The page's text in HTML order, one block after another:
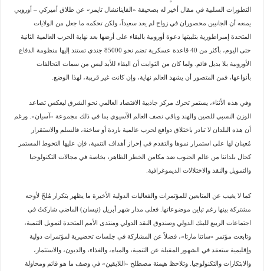
التطورات السلبية في مقال أخير له بصحيفة «الفاينانشال تايمز» عن طلاق أميركي – أوروبي
يمنعه أن الجانبين محصوران في زواج لم يعد سعيداً، ولكن تحكمه ما جعل من الولايات
المتحدة إمبراطورية بتلبيتها دعوة أوروبية بالبقاء على أرضها بعد نهاية الحرب العالمية الثانية
حتى اليوم، بأكثر من 40 قاعدة عسكرية تضم نحو 85000 جندي تستند إليها منظومة الدفاع
الأوروبية بلا بديل قائم. ولما كان من الثوابت أن البقاء للأبد ليس من سمات التحالفات
بأنواعها، فمن المتصور أن يشهد العالم نهاية، وإن كانت غير قريبة، لهذا الوضع.
وفي هذه الأثناء، يستمر تحرك مركز جاذبية الاقتصاد العالمي نحو الشرق ليعكس تصاعد
الوزن النسبي للصين والهند وباقي نصف العالم الآسيوي بما في ذلك مجموعة «آسيان». ورغم
أن هذه البلدان لا تبادر باختلاق دوافع لحرب عالمية باردة أو ساخنة، فالسلم والاستقرار
مُعينان لها على استمرار نموها والتقدم في إحراز أهداف التنمية، فإن عليها التحوط المستمر
كحال بلداننا من عالم الجنوب ضد مكامن الخطر الظاهر، بخاصة في مجالات التكنولوجيا
والتمويل والنقد والاختلالات الديموغرافية.
كما لا يغيب عن المتابعين للمؤتمرات والفعاليات الدولية الأخيرة ما يظهر بتكرار مُلحّ لأوجه
مشتركة بينها رغم تباين موضوعاتها. فعلى مدار شهر أبريل (نيسان) الماضي شاركتُ في
اجتماعات الربيع للبنك الدولي وصندوق النقد الدولي ومنتدى الأمم المتحدة لتمويل التنمية،
وتابعت مؤتمر «سانتا مارتا»، فضلاً عن المشاركة في جلسات تحضيرية لمؤتمرات دولية
وإقليمية ستعقد في الشهور المقبلة عن التنمية، والمياه، والغذاء، والديون، والاستثمار،
والابتكارات والتكنولوجيا. وتلاحظ هيمنة مصطلح «اللايقين» في وصف ما هو قائم ومحاولة